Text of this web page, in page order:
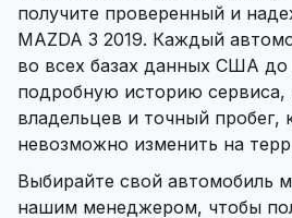
получите проверенный и
MAZDA 3 2019. Каждый
во всех базах данных США до
подробную историю сервиса,
владельцев и точный пробег,
невозможно изменить на
Выбирайте свой автомобиль
нашим менеджером, чтобы